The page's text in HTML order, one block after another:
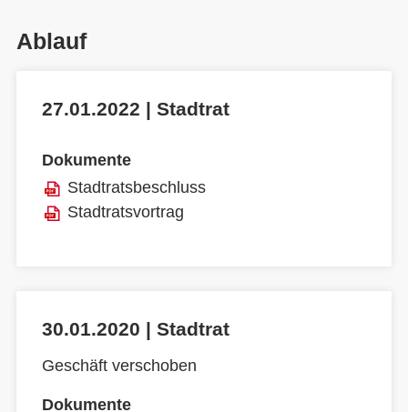
Ablauf
27.01.2022 | Stadtrat
Dokumente
Stadtratsbeschluss
Stadtratsvortrag
30.01.2020 | Stadtrat
Geschäft verschoben
Dokumente